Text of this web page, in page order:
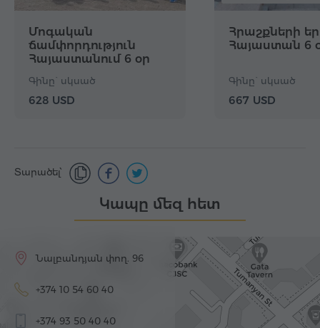
Մոգական
ճամփորդություն
Հայաստանում 6 օր
Գինը` սկսած
628 USD
Հրաշքների
Հայաստան 6
Գինը` սկսած
667 USD
Տարածել՝
Կապը մեզ հետ
Նալբանդյան փող. 96
+374 10 54 60 40
+374 93 50 40 40